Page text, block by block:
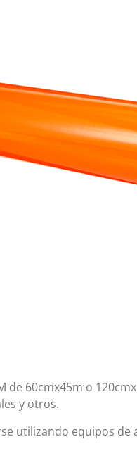
de 60cmx45m o
y otros.
utilizando equipos